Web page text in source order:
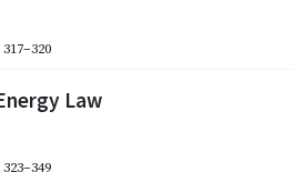
317–320
Law
323–349